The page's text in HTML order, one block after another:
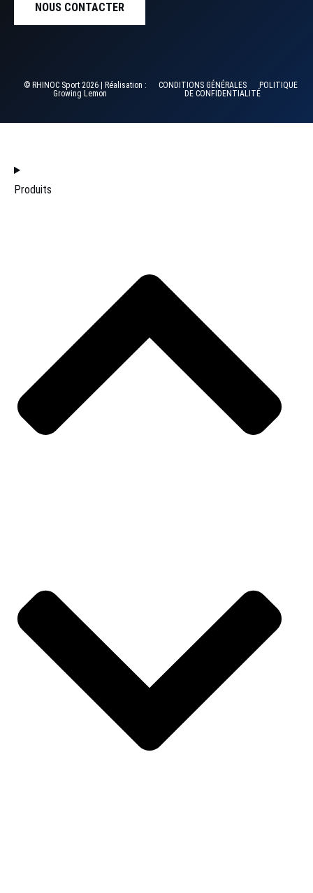
NOUS CONTACTER
© RHINOC Sport 2026 | Réalisation :
Growing Lemon
CONDITIONS GÉNÉRALES
POLITIQUE
DE CONFIDENTIALITÉ
Produits